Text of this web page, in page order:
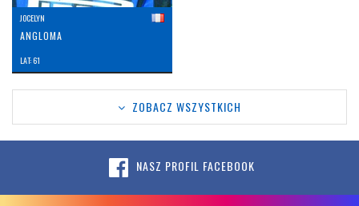
JOCELYN
ANGLOMA
LAT: 61
ZOBACZ WSZYSTKICH
NASZ PROFIL FACEBOOK